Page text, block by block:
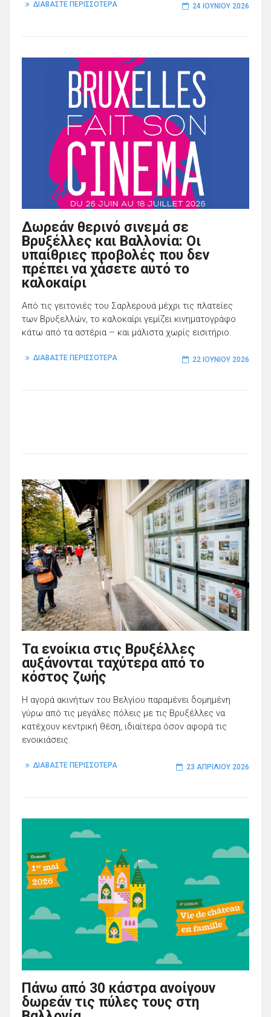
ΔΙΑΒΑΣΤΕ ΠΕΡΙΣΣΟΤΕΡΑ 24 ΙΟΥΝΊΟΥ 2026
Δωρεάν θερινό σινεμά σε
Βρυξέλλες και Βαλλονία: Οι
υπαίθριες προβολές που δεν
πρέπει να χάσετε αυτό το
καλοκαίρι
Από τις γειτονιές του Σαρλερουά μέχρι τις πλατείες
των Βρυξελλών, το καλοκαίρι γεμίζει κινηματογράφο
κάτω από τα αστέρια – και μάλιστα χωρίς εισιτήριο.
ΔΙΑΒΑΣΤΕ ΠΕΡΙΣΣΟΤΕΡΑ 22 ΙΟΥΝΊΟΥ 2026
Τα ενοίκια στις Βρυξέλλες
αυξάνονται ταχύτερα από το
κόστος ζωής
Η αγορά ακινήτων του Βελγίου παραμένει δομημένη
γύρω από τις μεγάλες πόλεις με τις Βρυξέλλες να
κατέχουν κεντρική θέση, ιδιαίτερα όσον αφορά τις
ενοικιάσεις.
ΔΙΑΒΑΣΤΕ ΠΕΡΙΣΣΟΤΕΡΑ 23 ΑΠΡΙΛΊΟΥ 2026
Πάνω από 30 κάστρα ανοίγουν
δωρεάν τις πύλες τους στη